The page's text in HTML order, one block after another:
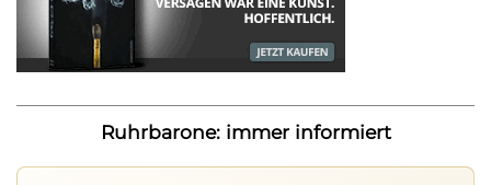
Ruhrbarone: immer informiert